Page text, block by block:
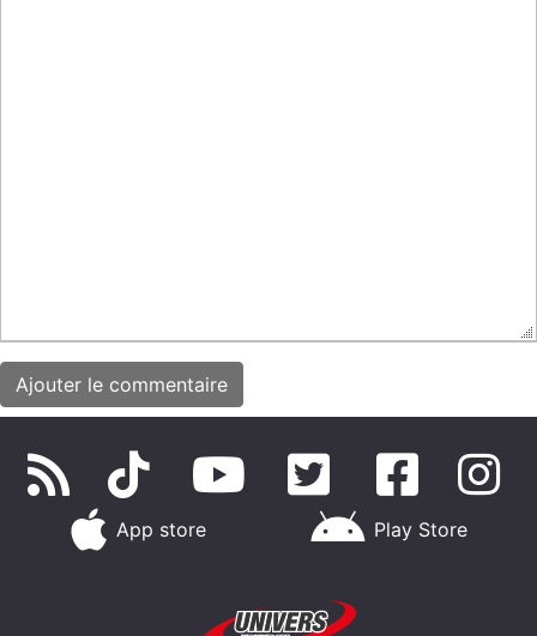
App store Play Store